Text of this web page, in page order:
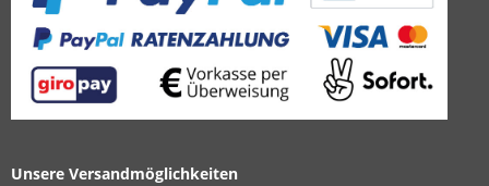
Unsere Versandmöglichkeiten